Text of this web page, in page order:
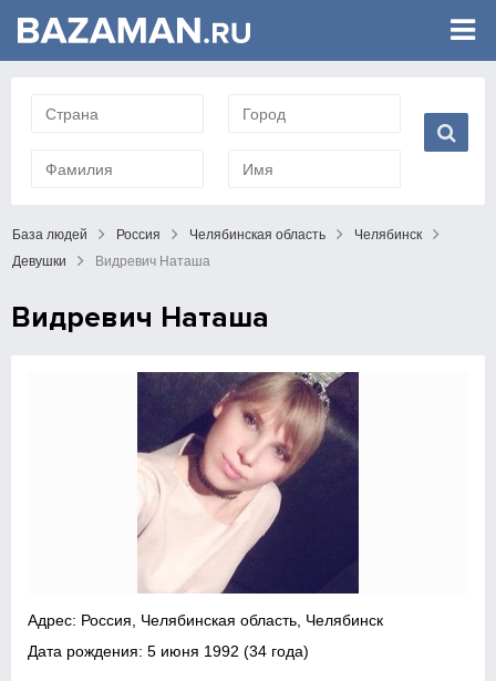
База людей Россия Челябинская область
Челябинск
Девушки
Видревич Наташа
Видревич Наташа
Адрес: Россия, Челябинская область, Челябинск
Дата рождения:5 июня 1992 (34 года)